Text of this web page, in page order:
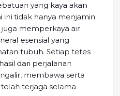
yang kaya akan
ini tidak hanya menjamin
memperkaya air
esensial yang
tubuh. Setiap tetes
dari perjalanan
membawa serta
terjaga selama